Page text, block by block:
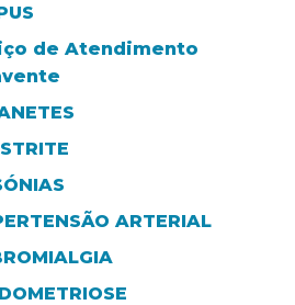
de Atendimento
ARTERIAL